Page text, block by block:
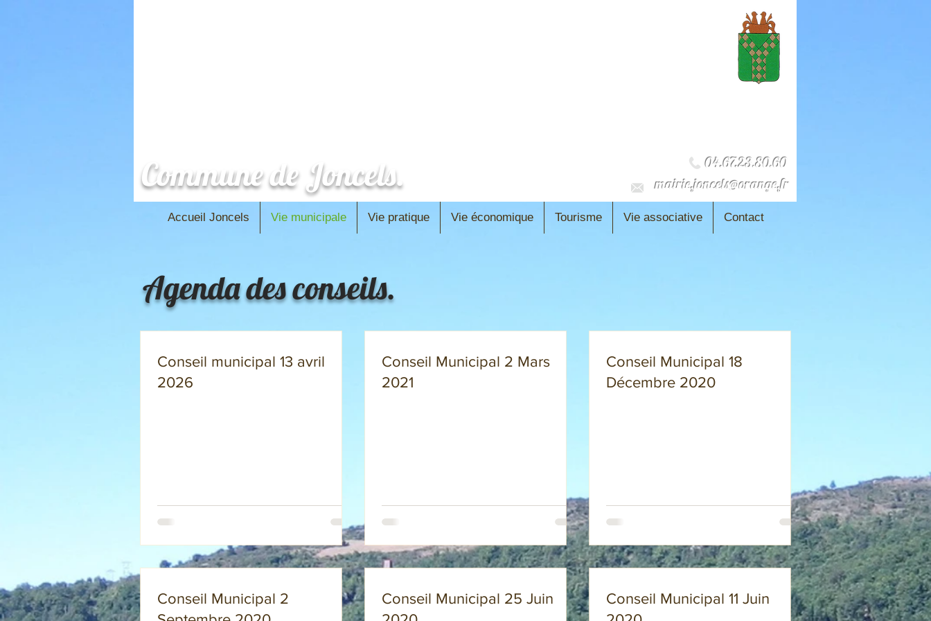
04.67.23.80.60
mairie.joncels@orange.fr
Commune de Joncels.
Accueil Joncels Vie municipale Vie pratique Vie économique Tourisme Vie associative Contact
Agenda des conseils.
Conseil municipal 13 avril
2026
Conseil Municipal 2 Mars
2021
Conseil Municipal 18
Décembre 2020
Conseil Municipal 2
Conseil Municipal 25 Juin
Conseil Municipal 11 Juin